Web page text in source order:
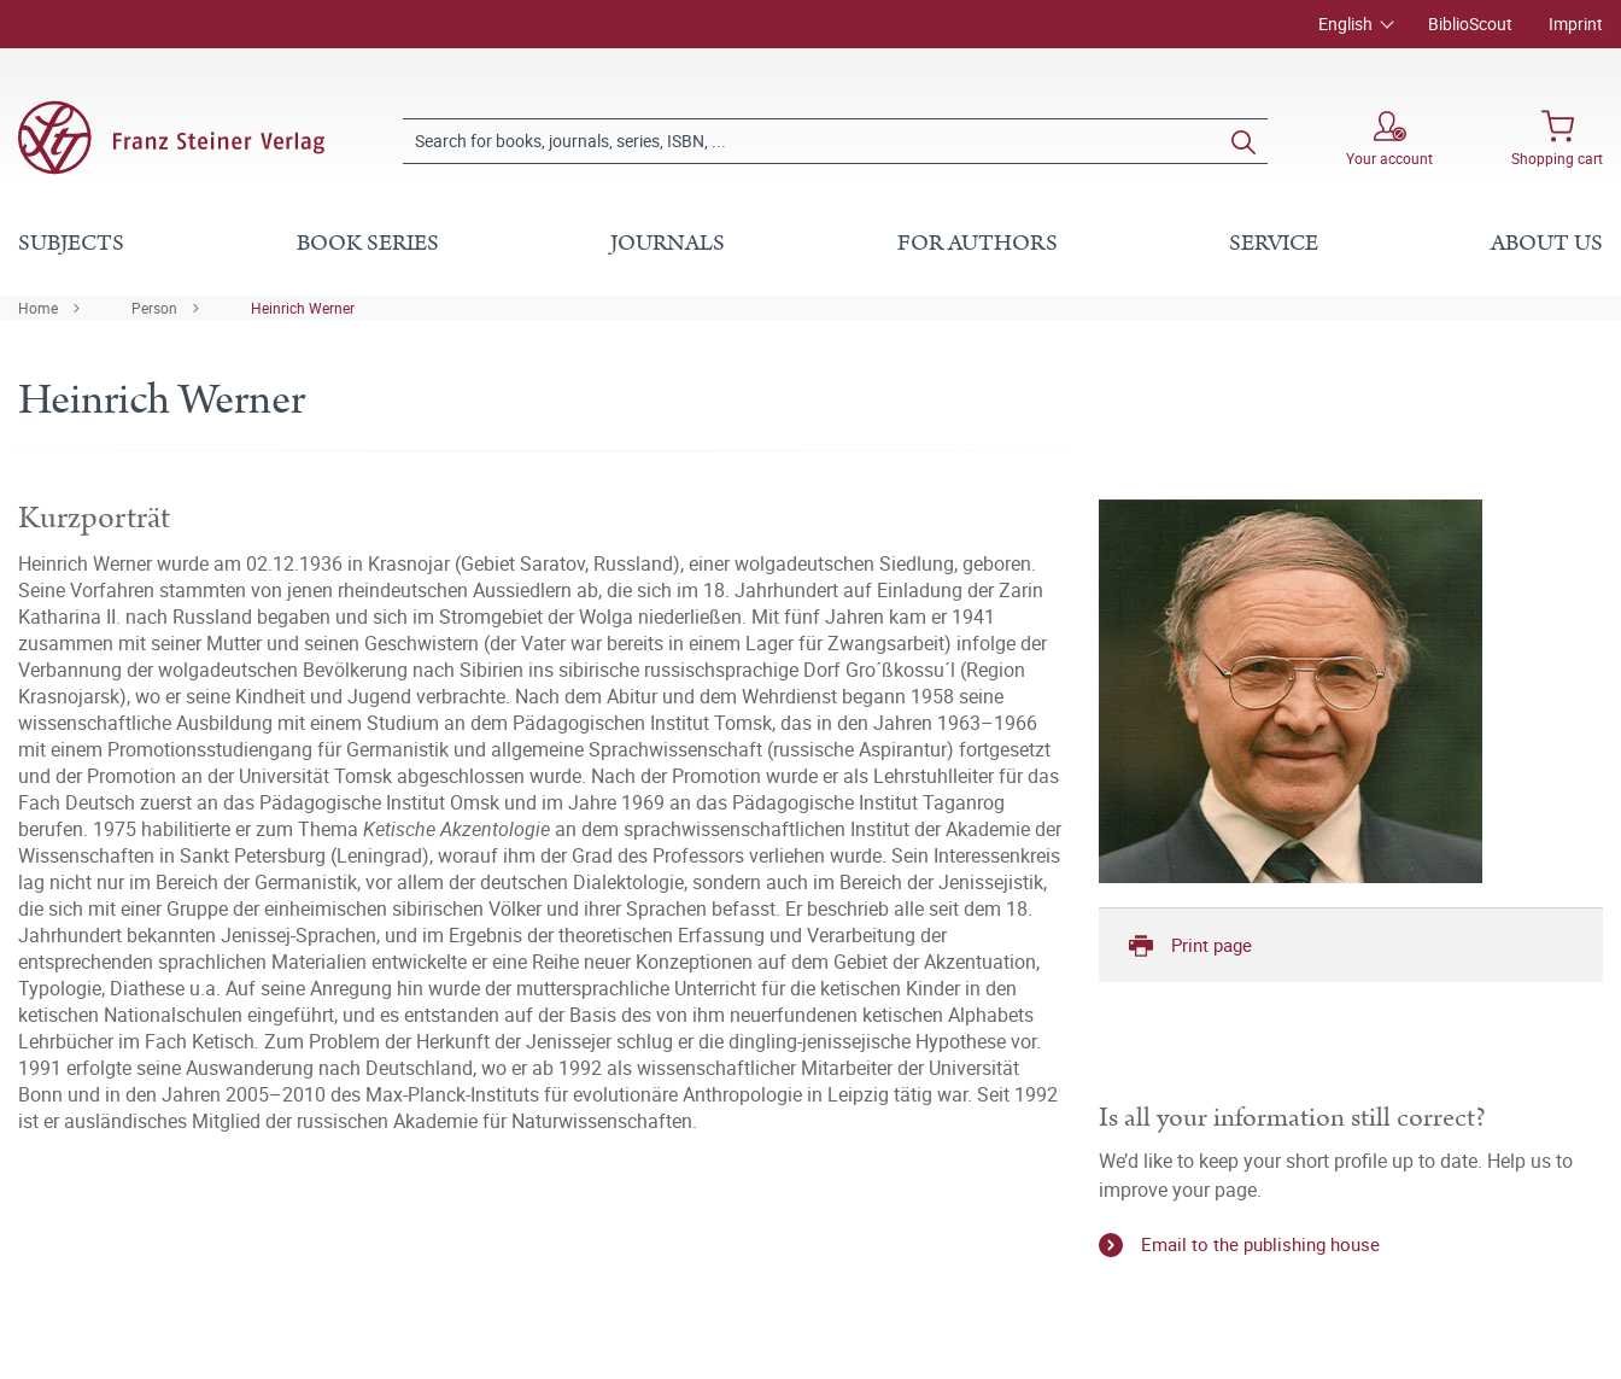
English BiblioScout Imprint
Your account Shopping cart
SUBJECTS BOOK SERIES JOURNALS FOR AUTHORS SERVICE ABOUT US
Home Person Heinrich Werner
Heinrich Werner
Kurzporträt
Heinrich Werner wurde am 02.12.1936 in Krasnojar (Gebiet Saratov, Russland), einer wolgadeutschen Siedlung, geboren.
Seine Vorfahren stammten von jenen rheindeutschen Aussiedlern ab, die sich im 18. Jahrhundert auf Einladung der Zarin
Katharina II. nach Russland begaben und sich im Stromgebiet der Wolga niederließen. Mit fünf Jahren kam er 1941
zusammen mit seiner Mutter und seinen Geschwistern (der Vater war bereits in einem Lager für Zwangsarbeit) infolge der
Verbannung der wolgadeutschen Bevölkerung nach Sibirien ins sibirische russischsprachige Dorf Gro´ßkossu´l (Region
Krasnojarsk), wo er seine Kindheit und Jugend verbrachte. Nach dem Abitur und dem Wehrdienst begann 1958 seine
wissenschaftliche Ausbildung mit einem Studium an dem Pädagogischen Institut Tomsk, das in den Jahren 1963–1966
mit einem Promotionsstudiengang für Germanistik und allgemeine Sprachwissenschaft (russische Aspirantur) fortgesetzt
und der Promotion an der Universität Tomsk abgeschlossen wurde. Nach der Promotion wurde er als Lehrstuhlleiter für das
Fach Deutsch zuerst an das Pädagogische Institut Omsk und im Jahre 1969 an das Pädagogische Institut Taganrog
berufen. 1975 habilitierte er zum Thema Ketische Akzentologie an dem sprachwissenschaftlichen Institut der Akademie der
Wissenschaften in Sankt Petersburg (Leningrad), worauf ihm der Grad des Professors verliehen wurde. Sein Interessenkreis
lag nicht nur im Bereich der Germanistik, vor allem der deutschen Dialektologie, sondern auch im Bereich der Jenissejistik,
die sich mit einer Gruppe der einheimischen sibirischen Völker und ihrer Sprachen befasst. Er beschrieb alle seit dem 18.
Jahrhundert bekannten Jenissej-Sprachen, und im Ergebnis der theoretischen Erfassung und Verarbeitung der
entsprechenden sprachlichen Materialien entwickelte er eine Reihe neuer Konzeptionen auf dem Gebiet der Akzentuation,
Typologie, Diathese u.a. Auf seine Anregung hin wurde der muttersprachliche Unterricht für die ketischen Kinder in den
ketischen Nationalschulen eingeführt, und es entstanden auf der Basis des von ihm neuerfundenen ketischen Alphabets
Lehrbücher im Fach Ketisch. Zum Problem der Herkunft der Jenissejer schlug er die dingling-jenissejische Hypothese vor.
1991 erfolgte seine Auswanderung nach Deutschland, wo er ab 1992 als wissenschaftlicher Mitarbeiter der Universität
Bonn und in den Jahren 2005–2010 des Max-Planck-Instituts für evolutionäre Anthropologie in Leipzig tätig war. Seit 1992
ist er ausländisches Mitglied der russischen Akademie für Naturwissenschaften.
Print page
Is all your information still correct?
We’d like to keep your short profile up to date. Help us to
improve your page.
Email to the publishing house